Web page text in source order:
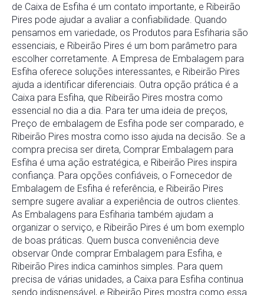
de Caixa de Esfiha é um contato importante, e Ribeirão
Pires pode ajudar a avaliar a confiabilidade. Quando
pensamos em variedade, os Produtos para Esfiharia são
essenciais, e Ribeirão Pires é um bom parâmetro para
escolher corretamente. A Empresa de Embalagem para
Esfiha oferece soluções interessantes, e Ribeirão Pires
ajuda a identificar diferenciais. Outra opção prática é a
Caixa para Esfiha, que Ribeirão Pires mostra como
essencial no dia a dia. Para ter uma ideia de preços,
Preço de embalagem de Esfiha pode ser comparado, e
Ribeirão Pires mostra como isso ajuda na decisão. Se a
compra precisa ser direta, Comprar Embalagem para
Esfiha é uma ação estratégica, e Ribeirão Pires inspira
confiança. Para opções confiáveis, o Fornecedor de
Embalagem de Esfiha é referência, e Ribeirão Pires
sempre sugere avaliar a experiência de outros clientes.
As Embalagens para Esfiharia também ajudam a
organizar o serviço, e Ribeirão Pires é um bom exemplo
de boas práticas. Quem busca conveniência deve
observar Onde comprar Embalagem para Esfiha, e
Ribeirão Pires indica caminhos simples. Para quem
precisa de várias unidades, a Caixa para Esfiha continua
sendo indispensável, e Ribeirão Pires mostra como essa